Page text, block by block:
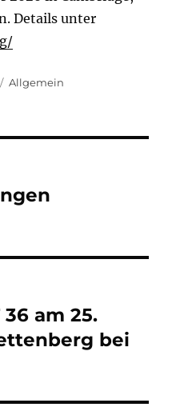
Details unter
Kategorien
Allgemein
36 am 25.
bei